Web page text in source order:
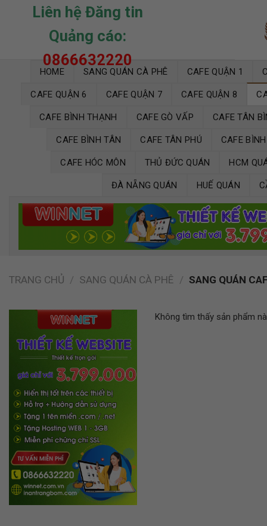
Liên hệ Đăng tin
Quảng cáo:
0866632220
HOME SANG QUÁN CÀ PHÊ CAFE QUẬN 1
CAFE QUẬN 6 CAFE QUẬN 7 CAFE QUẬN 8
CAFE BÌNH THẠNH CAFE GÒ VẤP CAFE TÂN
CAFE BÌNH TÂN CAFE TÂN PHÚ CAFE
CAFE HÓC MÔN THỦ ĐỨC QUÁN HCM
ĐÀ NẴNG QUÁN HUẾ QUÁN
TRANG CHỦ / SANG QUÁN CÀ PHÊ / SANG QUÁN
Không tìm thấy sản phẩm